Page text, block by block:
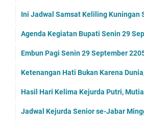
Ini Jadwal Samsat Keliling Kuningan
Agenda Kegiatan Bupati Senin 29
Embun Pagi Senin 29 September
Ketenangan Hati Bukan Karena
Hasil Hari Kelima Kejurda Putri,
Jadwal Kejurda Senior se-Jabar